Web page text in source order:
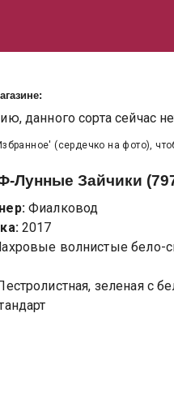
данного сорта сейчас
(сердечко на фото),
Лунные Зайчики
Фиалковод
2017
волнистые бело-
зеленая с